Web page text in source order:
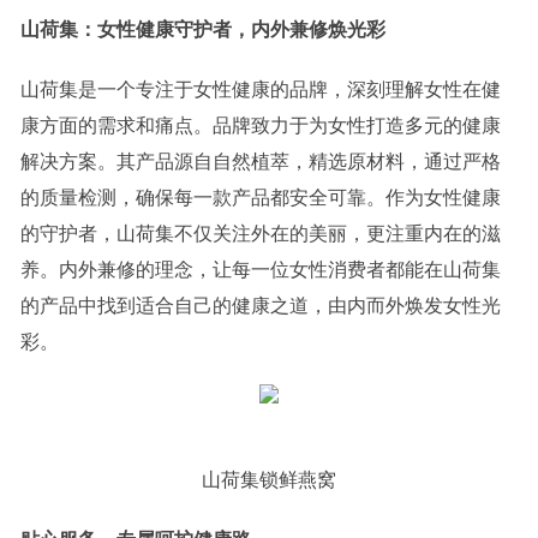
山荷集：女性健康守护者，内外兼修焕光彩
山荷集是一个专注于女性健康的品牌，深刻理解女性在健
康方面的需求和痛点。品牌致力于为女性打造多元的健康
解决方案。其产品源自自然植萃，精选原材料，通过严格
的质量检测，确保每一款产品都安全可靠。作为女性健康
的守护者，山荷集不仅关注外在的美丽，更注重内在的滋
养。内外兼修的理念，让每一位女性消费者都能在山荷集
的产品中找到适合自己的健康之道，由内而外焕发女性光
彩。
山荷集锁鲜燕窝